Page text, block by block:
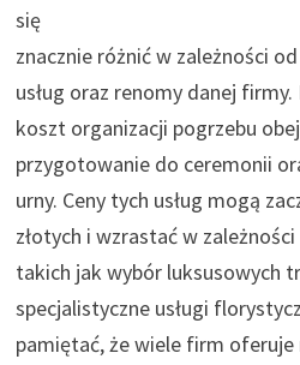
się
znacznie różnić w zależności
usług oraz renomy danej
koszt organizacji pogrzebu
przygotowanie do ceremonii
urny. Ceny tych usług mogą
złotych i wzrastać w
takich jak wybór luksusowych
specjalistyczne usługi
pamiętać, że wiele firm